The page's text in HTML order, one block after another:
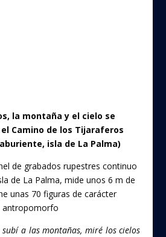
la montaña y el cielo se
Camino de los Tijaraferos
isla de La Palma)
de grabados rupestres continuo
de La Palma, mide unos 6 m de
unas 70 figuras de carácter
antropomorfo
a las montañas, miré los cielos